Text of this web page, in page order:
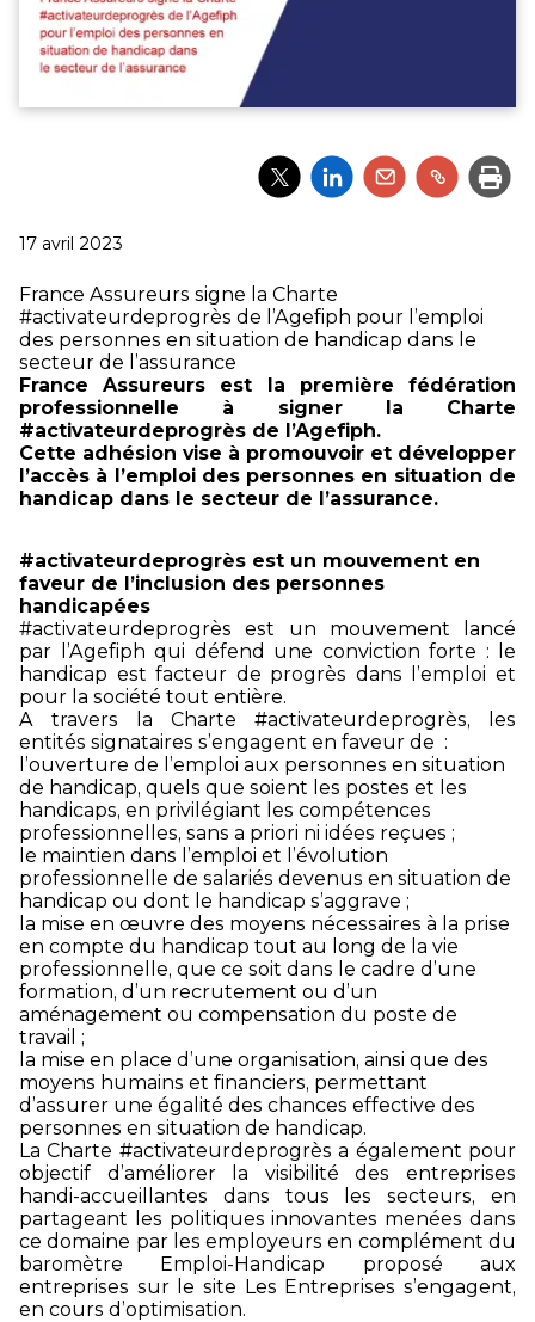
Partager
l'article
Partager
l'article
Partager
l'article
Partager
l'article
Publié
17 avril 2023
France Assureurs signe la Charte
#activateurdeprogrès de l’Agefiph pour l’emploi
des personnes en situation de handicap dans le
secteur de l’assurance
France Assureurs est la première fédération
professionnelle à signer la Charte
#activateurdeprogrès de l’Agefiph.
Cette adhésion vise à promouvoir et développer
l’accès à l’emploi des personnes en situation de
handicap dans le secteur de l’assurance.
#activateurdeprogrès est un mouvement en
faveur de l’inclusion des personnes
handicapées
#activateurdeprogrès est un mouvement lancé
par l’Agefiph qui défend une conviction forte : le
handicap est facteur de progrès dans l’emploi et
pour la société tout entière.
A travers la Charte #activateurdeprogrès, les
entités signataires s’engagent en faveur de :
l’ouverture de l’emploi aux personnes en situation
de handicap, quels que soient les postes et les
handicaps, en privilégiant les compétences
professionnelles, sans a priori ni idées reçues ;
le maintien dans l’emploi et l’évolution
professionnelle de salariés devenus en situation de
handicap ou dont le handicap s’aggrave ;
la mise en œuvre des moyens nécessaires à la prise
en compte du handicap tout au long de la vie
professionnelle, que ce soit dans le cadre d’une
formation, d’un recrutement ou d’un
aménagement ou compensation du poste de
travail ;
la mise en place d’une organisation, ainsi que des
moyens humains et financiers, permettant
d’assurer une égalité des chances effective des
personnes en situation de handicap.
La Charte #activateurdeprogrès a également pour
objectif d’améliorer la visibilité des entreprises
handi-accueillantes dans tous les secteurs, en
partageant les politiques innovantes menées dans
ce domaine par les employeurs en complément du
baromètre Emploi-Handicap proposé aux
entreprises sur le site Les Entreprises s’engagent,
en cours d’optimisation.